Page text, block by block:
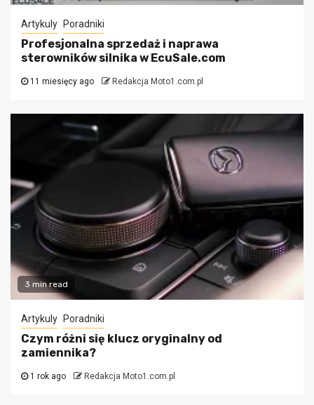
Artykuly Poradniki
Profesjonalna sprzedaż i naprawa
sterowników silnika w EcuSale.com
11 miesięcy ago Redakcja Moto1.com.pl
3 min read
Artykuly Poradniki
Czym różni się klucz oryginalny od
zamiennika?
1 rok ago Redakcja Moto1.com.pl